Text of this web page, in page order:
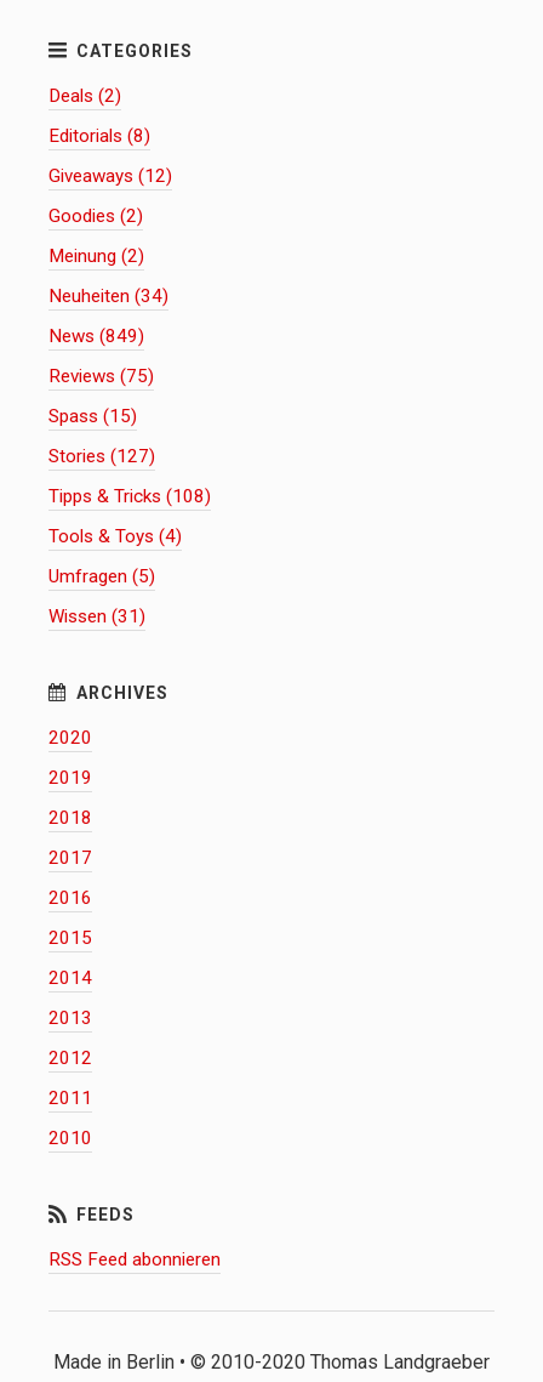
Deals (2)
Editorials (8)
Giveaways (12)
Goodies (2)
Meinung (2)
Neuheiten (34)
News (849)
Reviews (75)
Spass (15)
Stories (127)
Tipps & Tricks (108)
Tools & Toys (4)
Umfragen (5)
Wissen (31)
2020
2019
2018
2017
2016
2015
2014
2013
2012
2011
2010
RSS Feed abonnieren
Made in Berlin • © 2010-2020 Thomas Landgraeber